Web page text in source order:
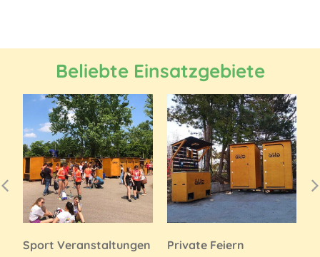
Beliebte Einsatzgebiete
Sport Veranstaltungen Private Feiern